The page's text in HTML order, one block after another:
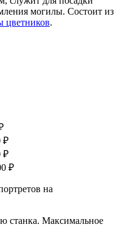
могилы. Состоит из
цветников.
₽
₽
₽
на
станка. Максимальное